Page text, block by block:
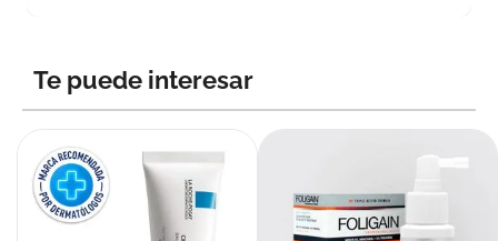
Te puede interesar